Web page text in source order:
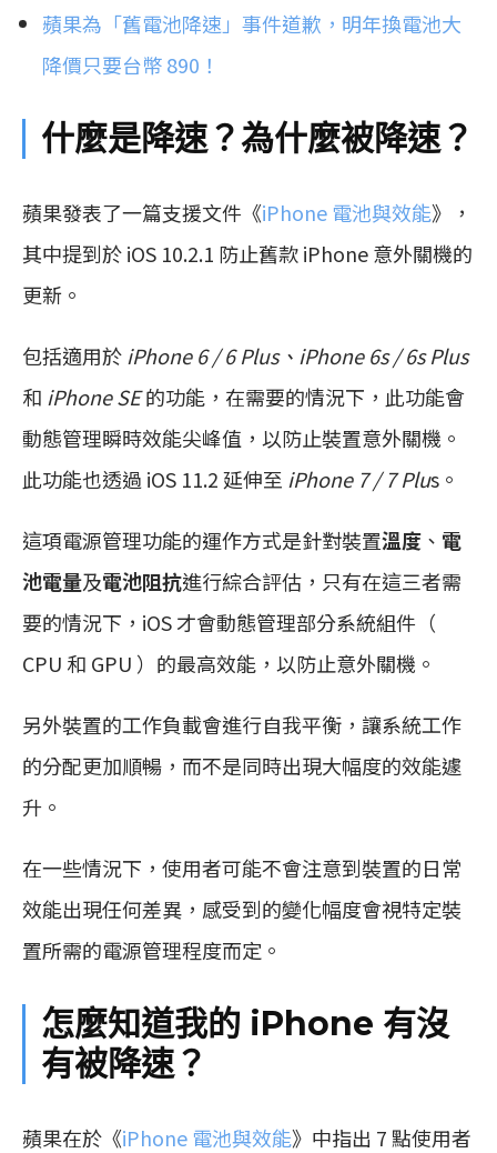
蘋果為「舊電池降速」事件道歉，明年換電池大
降價只要台幣 890！
什麼是降速？為什麼被降速？
蘋果發表了一篇支援文件《iPhone 電池與效能》，
其中提到於 iOS 10.2.1 防止舊款 iPhone 意外關機的
更新。
包括適用於 iPhone 6 / 6 Plus、iPhone 6s / 6s Plus
和 iPhone SE的功能，在需要的情況下，此功能會
動態管理瞬時效能尖峰值，以防止裝置意外關機。
此功能也透過 iOS 11.2 延伸至 iPhone 7 / 7 Plus。
這項電源管理功能的運作方式是針對裝置溫度 、 電
池電量及電池阻抗進行綜合評估，只有在這三者需
要的情況下，iOS 才會動態管理部分系統組件（
CPU 和 GPU ）的最高效能，以防止意外關機。
另外裝置的工作負載會進行自我平衡，讓系統工作
的分配更加順暢，而不是同時出現大幅度的效能遽
升。
在一些情況下，使用者可能不會注意到裝置的日常
效能出現任何差異，感受到的變化幅度會視特定裝
置所需的電源管理程度而定。
怎麼知道我的 iPhone 有沒
有被降速？
蘋果在於《iPhone 電池與效能》中指出 7 點使用者